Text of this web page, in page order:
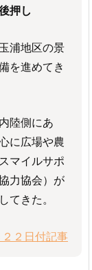
押し
浦地区の景
を進めてき
陸側にあ
に広場や農
マイルサポ
力協会）が
てきた。
２日付記事